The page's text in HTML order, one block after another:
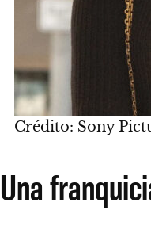
Crédito: Sony
Una